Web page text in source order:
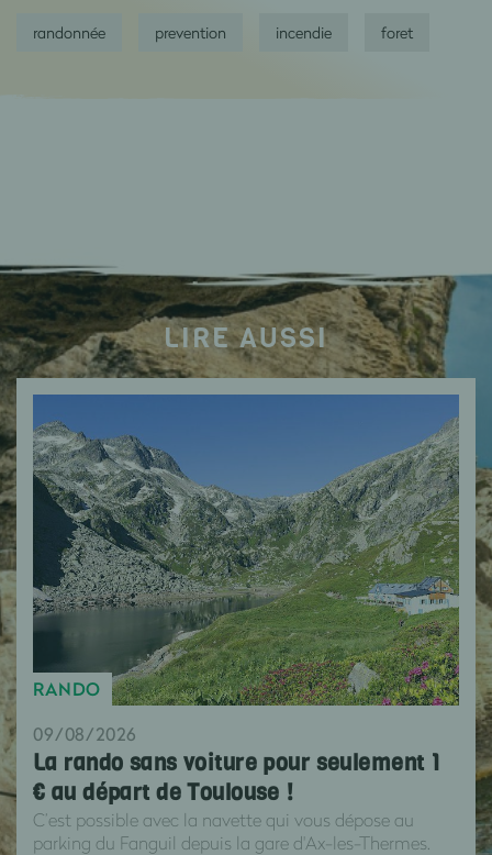
randonnée prevention incendie foret
LIRE AUSSI
RANDO
09/08/2026
La rando sans voiture pour seulement 1
€ au départ de Toulouse !
C’est possible avec la navette qui vous dépose au
parking du Fanguil depuis la gare d'Ax-les-Thermes.